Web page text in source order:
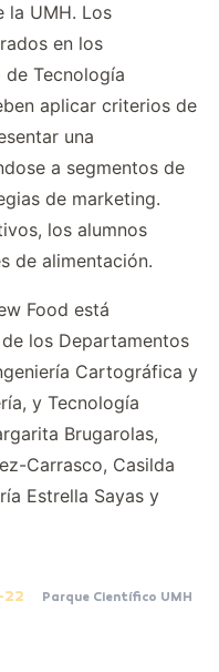
la UMH. Los
en los
Tecnología
aplicar criterios de
una
a segmentos de
de marketing.
los alumnos
de alimentación.
Food está
los Departamentos
Cartográfica y
y Tecnología
Brugarolas,
Carrasco, Casilda
Estrella Sayas y
Parque Científico UMH